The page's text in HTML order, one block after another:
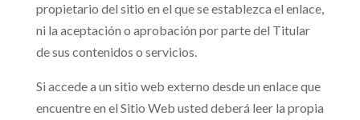
propietario del sitio en el que se establezca el enlace,
ni la aceptación o aprobación por parte del Titular
de sus contenidos o servicios.
Si accede a un sitio web externo desde un enlace que
encuentre en el Sitio Web usted deberá leer la propia